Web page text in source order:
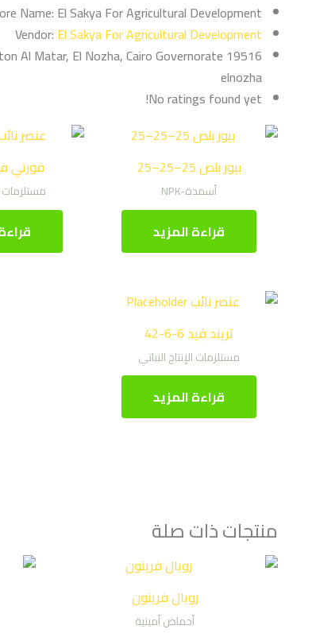
Name:El Sakya For Agricultural Development ‏
Vendor: El Sakya For Agricultural Development ‏
Al Matar, El Nozha, Cairo Governorate 19516
elnozha
No ratings found yet!
بيور بلص 25–25–25
أسمدة-NPK
قراءة المزيد
فورتي فيد
مستلزمات
تريند فيد 6-6-42
مستلزمات الإنتاج النباتي
قراءة المزيد
منتجات ذات صلة
رويال فريتون
أحماض أمينية